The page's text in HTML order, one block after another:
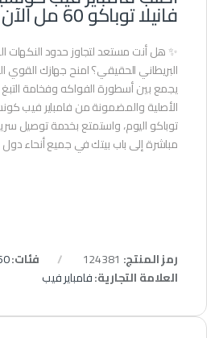
فانيلا توباكو 60 مل الآن
✨ هل أنت مستعد لتجاوز حدود النكهات
البريطاني الحقيقي؟ امنح جهازك القوي
يجمع بين أسطورة الفواكه وفخامة
الأصلية والمضمونة من فامباير فيب
توباكو اليوم، واستمتع بخدمة توصيل
مباشرة إلى باب بيتك في جميع أنحاء دول
رمز المنتج: 124381 فئات:60
العلامة التجارية:فامباير فيب